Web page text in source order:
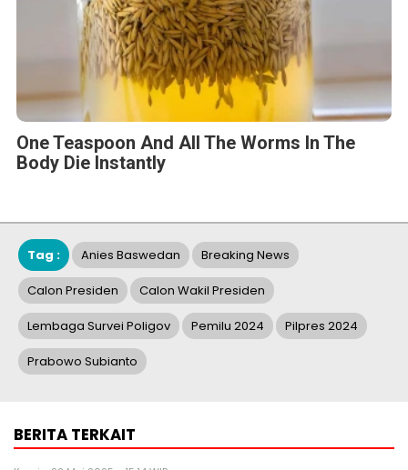
One Teaspoon And All The Worms In The
Body Die Instantly
Tag : Anies Baswedan Breaking News
Calon Presiden Calon Wakil Presiden
Lembaga Survei Poligov Pemilu 2024 Pilpres 2024
Prabowo Subianto
BERITA TERKAIT